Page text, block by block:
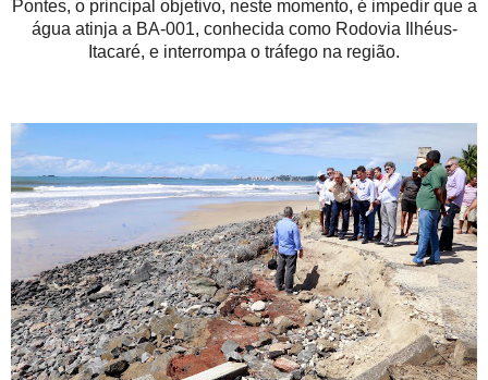
Pontes, o principal objetivo, neste momento, é impedir que a
água atinja a BA-001, conhecida como Rodovia Ilhéus-
Itacaré, e interrompa o tráfego na região.